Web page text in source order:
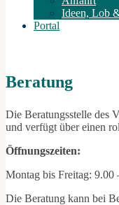
Ideen, Lob
Portal
Beratung
Die Beratungsstelle des
und verfügt über einen
Öffnungszeiten:
Montag bis Freitag:
Die Beratung kann bei